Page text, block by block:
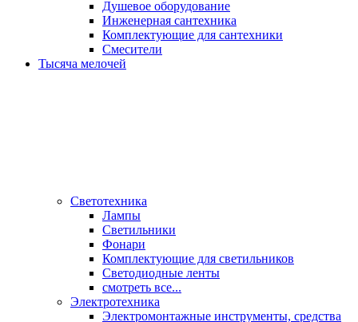
Душевое оборудование
Инженерная сантехника
Комплектующие для сантехники
Смесители
Тысяча мелочей
Светотехника
Лампы
Светильники
Фонари
Комплектующие для светильников
Светодиодные ленты
смотреть все...
Электротехника
Электромонтажные инструменты, средства